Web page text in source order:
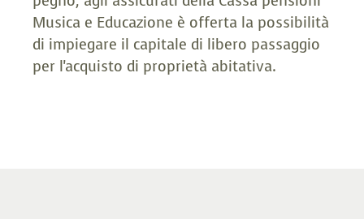
Musica e Educazione è offerta la possibilità
di impiegare il capitale di libero passaggio
per l'acquisto di proprietà abitativa.